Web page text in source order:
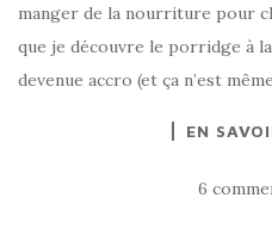
manger de la nourriture pour
que je découvre le porridge à
devenue accro (et ça n’est
EN
6